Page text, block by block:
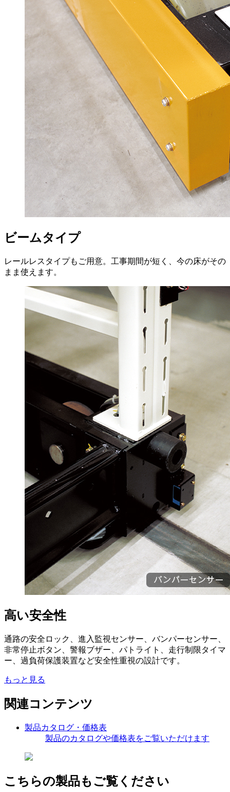
ビームタイプ
レールレスタイプもご用意。工事期間が短く、今の床がその
まま使えます。
高い安全性
通路の安全ロック、進入監視センサー、バンパーセンサー、
非常停止ボタン、警報ブザー、パトライト、走行制限タイマ
ー、過負荷保護装置など安全性重視の設計です。
もっと見る
関連コンテンツ
製品カタログ・価格表
製品のカタログや価格表をご覧いただけます
こちらの製品もご覧ください